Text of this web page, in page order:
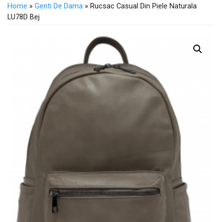
Home » Genti De Dama » Rucsac Casual Din Piele Naturala
LU78D Bej